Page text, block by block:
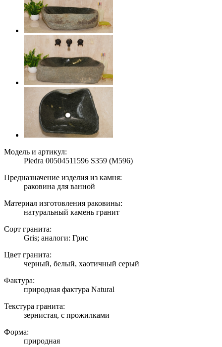
Модель и артикул:
Piedra 00504511596 S359 (M596)
Предназначение изделия из камня:
раковина для ванной
Материал изготовления раковины:
натуральный камень гранит
Сорт гранита:
Gris; аналоги: Грис
Цвет гранита:
черный, белый, хаотичный серый
Фактура:
природная фактура Natural
Текстура гранита:
зернистая, с прожилками
Форма:
природная